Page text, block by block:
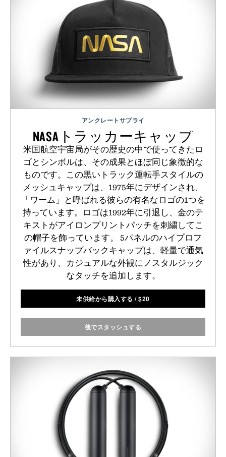
アンクレートサプライ
NASAトラッカーキャップ
米国航空宇宙局がその歴史の中で使ってきたロ
ゴとシンボルは、その成果とほぼ同じ象徴的な
ものです。この黒いトラック運転手スタイルの
メッシュキャップは、1975年にデザインされ、
「ワーム」と呼ばれる彼らの有名なロゴの1つを
持っています。ロゴは1992年に引退し、金のテ
キストがアイロンプリントパッチを刺繍してこ
の帽子を飾っています。 5パネルのハイプロフ
ァイルスナップバックキャップは、軽量で通気
性があり、カジュアルな外観にノスタルジック
なタッチを追加します。
未供給から購入する /$20
後でスタッシュする